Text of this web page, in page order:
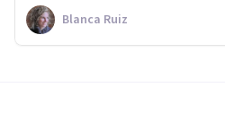
Blanca Ruiz